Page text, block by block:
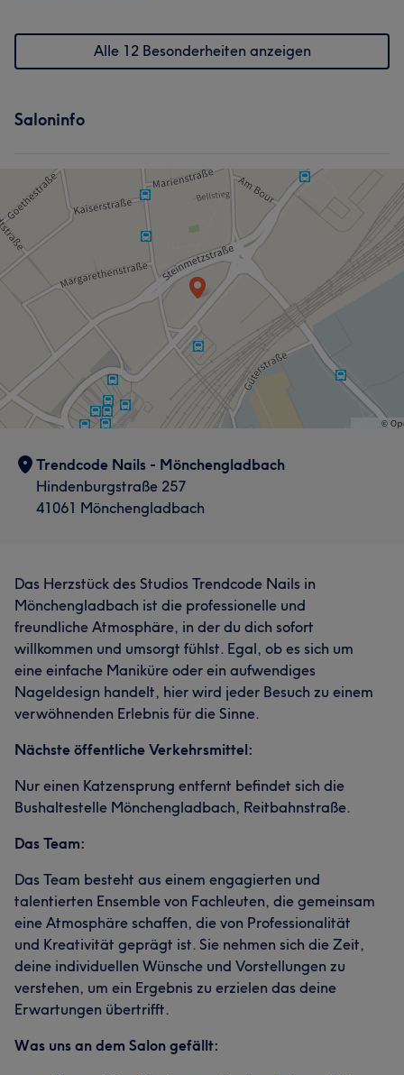
Alle 12 Besonderheiten anzeigen
Saloninfo
Trendcode Nails - Mönchengladbach
Hindenburgstraße 257
41061 Mönchengladbach
Das Herzstück des Studios Trendcode Nails in
Mönchengladbach ist die professionelle und
freundliche Atmosphäre, in der du dich sofort
willkommen und umsorgt fühlst. Egal, ob es sich um
eine einfache Maniküre oder ein aufwendiges
Nageldesign handelt, hier wird jeder Besuch zu einem
verwöhnenden Erlebnis für die Sinne.
Nächste öffentliche Verkehrsmittel:
Nur einen Katzensprung entfernt befindet sich die
Bushaltestelle Mönchengladbach, Reitbahnstraße.
Das Team:
Das Team besteht aus einem engagierten und
talentierten Ensemble von Fachleuten, die gemeinsam
eine Atmosphäre schaffen, die von Professionalität
und Kreativität geprägt ist. Sie nehmen sich die Zeit,
deine individuellen Wünsche und Vorstellungen zu
verstehen, um ein Ergebnis zu erzielen das deine
Erwartungen übertrifft.
Was uns an dem Salon gefällt: